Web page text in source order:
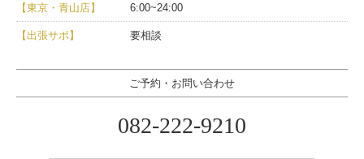
【東京・青山店】 6:00~24:00
【出張サポ】 要相談
ご予約・お問い合わせ
082-222-9210